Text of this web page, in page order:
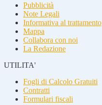
Pubblicità
Note Legali
Informativa al trattamento
Mappa
Collabora con noi
La Redazione
UTILITA'
Fogli di Calcolo Gratuiti
Contratti
Formulari fiscali